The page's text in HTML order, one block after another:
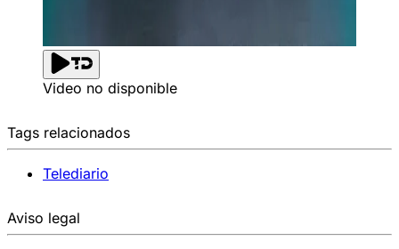
Video no disponible
Tags relacionados
Telediario
Aviso legal